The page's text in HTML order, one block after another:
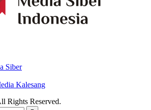
Siber
Kalesang
Rights Reserved.